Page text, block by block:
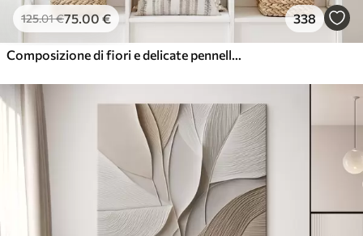
125.01€75.00€ 338
Composizione di fiori e delicate pennellate